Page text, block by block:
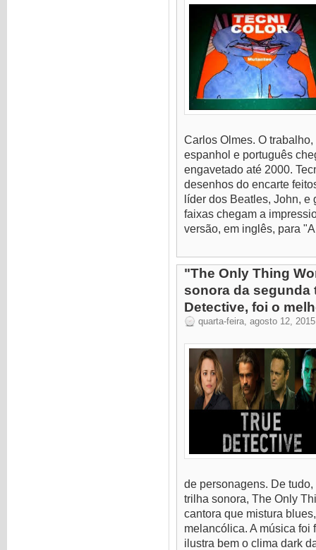
Carlos Olmes. O
espanhol e português
engavetado até 2000.
desenhos do encarte
líder dos Beatles, John, e
faixas chegam a
versão, em inglês, para
"The Only Thing
sonora da segunda
Detective, foi o
quarta-feira, agosto 12, 2015
de personagens. De
trilha sonora, The Only
cantora que mistura
melancólica. A música foi
ilustra bem o clima dark